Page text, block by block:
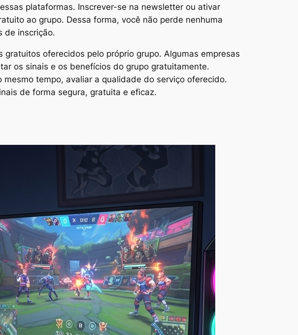
plataformas. Inscrever-se na newsletter ou ativar
ao grupo. Dessa forma, você não perde nenhuma
de inscrição.
oferecidos pelo próprio grupo. Algumas empresas
os sinais e os benefícios do grupo gratuitamente.
tempo, avaliar a qualidade do serviço oferecido.
de forma segura, gratuita e eficaz.